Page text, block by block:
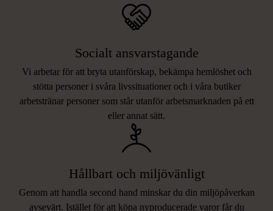
Socialt ansvarstagande
Vi arbetar för att bryta utanförskap, bekämpa hemlöshet och
stötta personer i svåra livssituationer och i våra butiker
arbetstränar personer som står utanför arbetsmarknaden på ett
eller annat sätt.
Hållbart och miljövänligt
Genom att handla second hand minskar du din miljöpåverkan
avsevärt. Istället för att köpa nyproducerade varor får du